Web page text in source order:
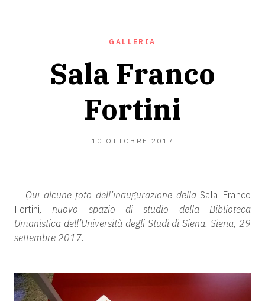
GALLERIA
Sala Franco
Fortini
10 OTTOBRE 2017
Qui alcune foto dell’inaugurazione della Sala Franco
Fortini, nuovo spazio di studio della Biblioteca
Umanistica dell’Università degli Studi di Siena. Siena, 29
settembre 2017.